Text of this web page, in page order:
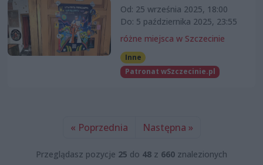
Od: 25 września 2025, 18:00
Do: 5 października 2025, 23:55
różne miejsca w Szczecinie
Inne
Patronat wSzczecinie.pl
« Poprzednia Następna »
Przeglądasz pozycje 25 do 48 z 660 znalezionych